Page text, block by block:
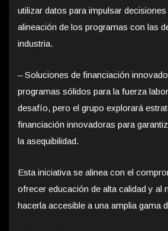
utilizar datos para impulsar
alineación de los programas con las
industria.
– Soluciones de financiación
programas sólidos para la fuerza
desafío, pero el grupo explorará
financiación innovadoras para
la asequibilidad.
Esta iniciativa se alinea con el
ofrecer educación de alta calidad y al
hacerla accesible a una amplia gama